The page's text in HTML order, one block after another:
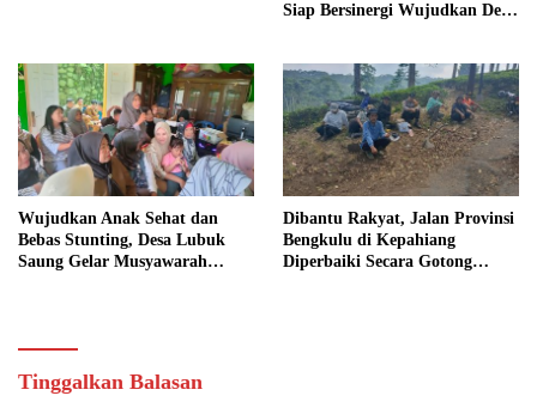
Siap Bersinergi Wujudkan Desa
Wujudkan Anak Sehat dan
Bebas Stunting, Desa Lubuk
Saung Gelar Musyawarah
Dibantu Rakyat, Jalan Provinsi
Bengkulu di Kepahiang
Diperbaiki Secara Gotong
Tinggalkan Balasan